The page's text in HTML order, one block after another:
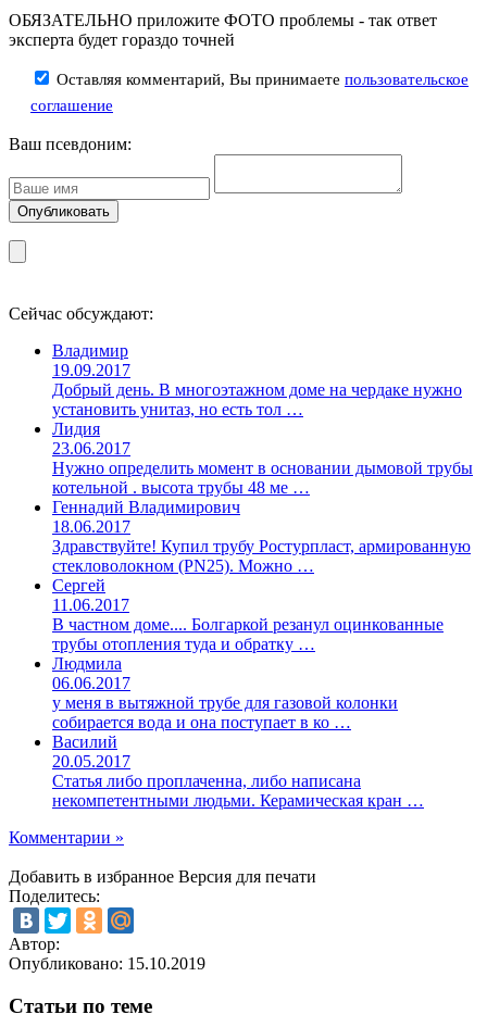
ОБЯЗАТЕЛЬНО приложите ФОТО проблемы - так ответ
эксперта будет гораздо точней
Оставляя комментарий, Вы принимаете пользовательское
соглашение
Ваш псевдоним:
Сейчас обсуждают:
Владимир
19.09.2017
Добрый день. В многоэтажном доме на чердаке нужно
установить унитаз, но есть тол …
Лидия
23.06.2017
Нужно определить момент в основании дымовой трубы
котельной . высота трубы 48 ме …
Геннадий Владимирович
18.06.2017
Здравствуйте! Купил трубу Ростурпласт, армированную
стекловолокном (PN25). Можно …
Сергей
11.06.2017
В частном доме.... Болгаркой резанул оцинкованные
трубы отопления туда и обратку …
Людмила
06.06.2017
у меня в вытяжной трубе для газовой колонки
собирается вода и она поступает в ко …
Василий
20.05.2017
Статья либо проплаченна, либо написана
некомпетентными людьми. Керамическая кран …
Комментарии »
Добавить в избранное Версия для печати
Поделитесь:
Автор:
Опубликовано: 15.10.2019
Статьи по теме